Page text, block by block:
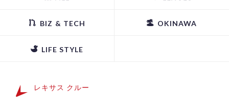
BIZ & TECH OKINAWA
LIFE STYLE
レキサス クルー